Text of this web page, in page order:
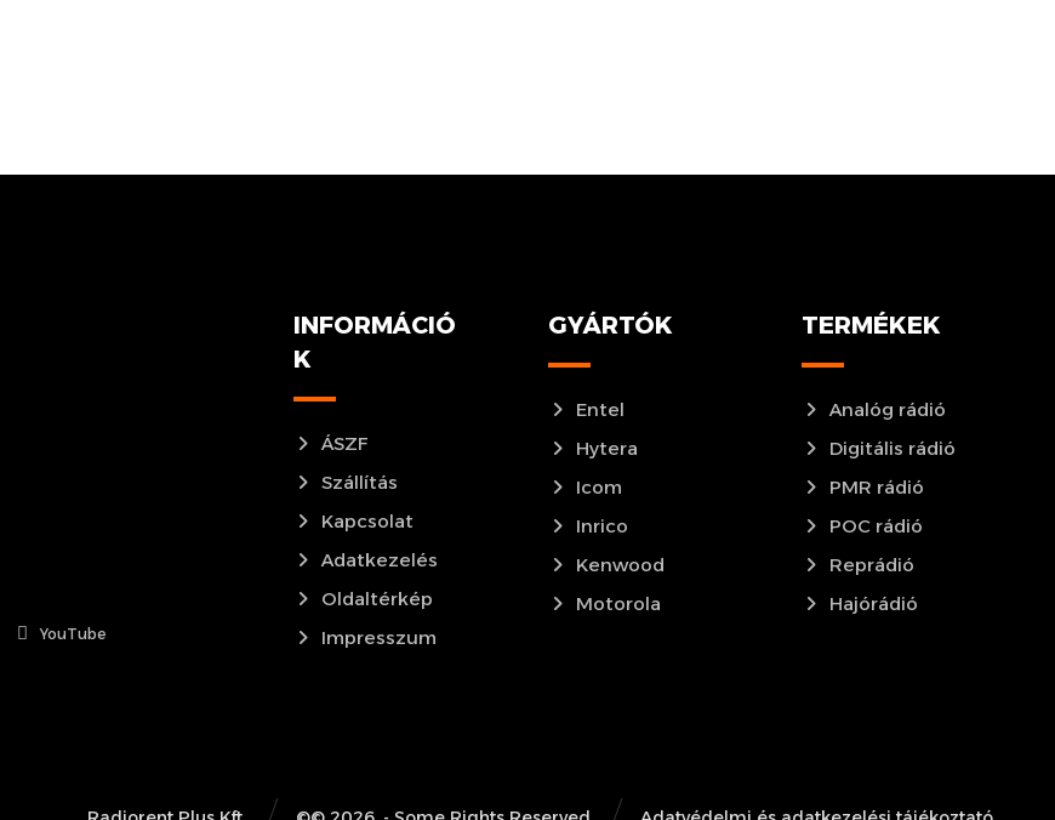
YouTube
INFORMÁCIÓ
K
ÁSZF
Szállítás
Kapcsolat
Adatkezelés
Oldaltérkép
Impresszum
GYÁRTÓK
Entel
Hytera
Icom
Inrico
Kenwood
Motorola
TERMÉKEK
Analóg rádió
Digitális rádió
PMR rádió
POC rádió
Reprádió
Hajórádió